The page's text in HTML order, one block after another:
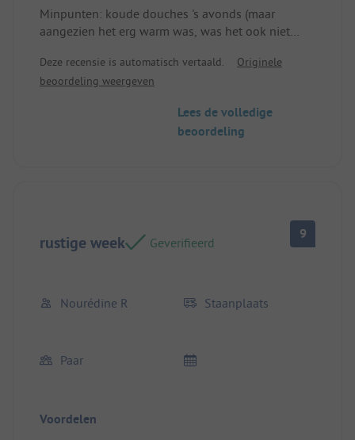
Minpunten: koude douches 's avonds (maar
aangezien het erg warm was, was het ook niet
kamperen (papier op de wc's). Plaats/Diensten: de
weinig beschaduwde locatie (de twee bomen
verloren), terwijl sommige gedurende ons hele
verblijf vrij bleven en meer schaduw boden.
Deze recensie is automatisch vertaald.
Originele
beoordeling weergeven
Lees de volledige
beoordeling
rustige week Geverifieerd
9
Nourédine R Staanplaats
Paar
Voordelen